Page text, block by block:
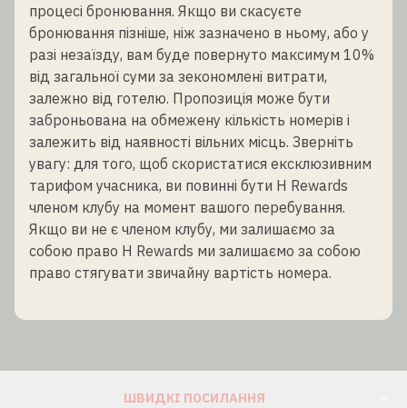
процесі бронювання. Якщо ви скасуєте
бронювання пізніше, ніж зазначено в ньому, або у
разі незаїзду, вам буде повернуто максимум 10%
від загальної суми за зекономлені витрати,
залежно від готелю. Пропозиція може бути
заброньована на обмежену кількість номерів і
залежить від наявності вільних місць. Зверніть
увагу: для того, щоб скористатися ексклюзивним
тарифом учасника, ви повинні бути H Rewards
членом клубу на момент вашого перебування.
Якщо ви не є членом клубу, ми залишаємо за
собою право H Rewards ми залишаємо за собою
право стягувати звичайну вартість номера.
ШВИДКІ ПОСИЛАННЯ